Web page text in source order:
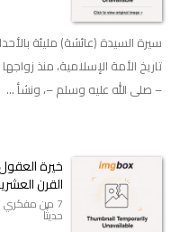
سيرة السيدة (عائشة) مليئة
تاريخ الأمة الإسلامية، منذ
– صلى الله عليه وسلم –، ونشأ ...
خيرة
القرن
7 من مفكري
حديثًا